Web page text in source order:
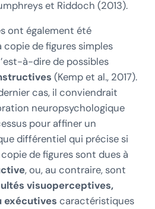
et Riddoch (2013).
ont également été
de figures simples
à-dire de possibles
(Kemp et al., 2017).
cas, il conviendrait
neuropsychologique
pour affiner un
différentiel qui précise si
de figures sont dues à
, ou, au contraire, sont
visuoperceptives,
exécutives caractéristiques